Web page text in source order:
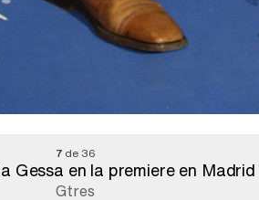
7 de 36
Gessa en la premiere en
Gtres